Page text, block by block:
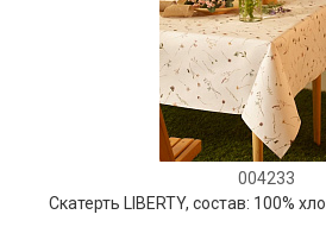
004233
Скатерть LIBERTY, состав: 100%